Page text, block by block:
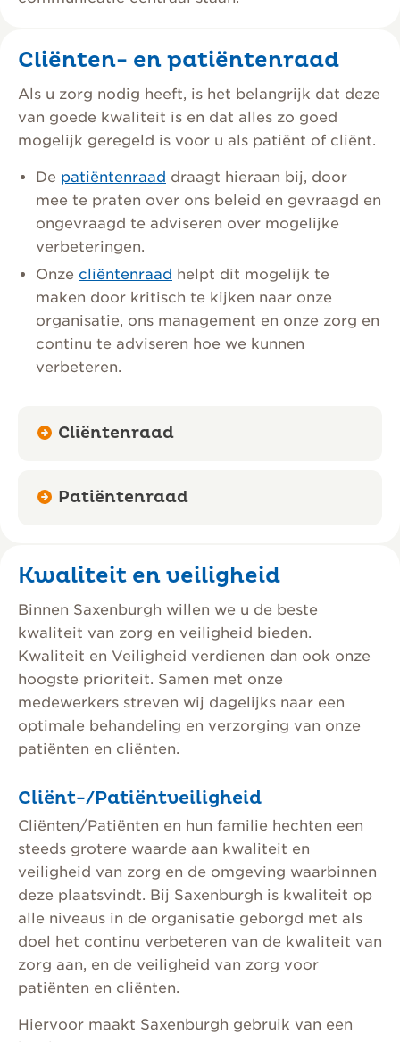
Cliënten- en patiëntenraad
Als u zorg nodig heeft, is het belangrijk dat deze
van goede kwaliteit is en dat alles zo goed
mogelijk geregeld is voor u als patiënt of cliënt.
De patiëntenraad draagt hieraan bij, door
mee te praten over ons beleid en gevraagd en
ongevraagd te adviseren over mogelijke
verbeteringen.
Onze cliëntenraad helpt dit mogelijk te
maken door kritisch te kijken naar onze
organisatie, ons management en onze zorg en
continu te adviseren hoe we kunnen
verbeteren.
Cliëntenraad
Patiëntenraad
Kwaliteit en veiligheid
Binnen Saxenburgh willen we u de beste
kwaliteit van zorg en veiligheid bieden.
Kwaliteit en Veiligheid verdienen dan ook onze
hoogste prioriteit. Samen met onze
medewerkers streven wij dagelijks naar een
optimale behandeling en verzorging van onze
patiënten en cliënten.
Cliënt-/Patiëntveiligheid
Cliënten/Patiënten en hun familie hechten een
steeds grotere waarde aan kwaliteit en
veiligheid van zorg en de omgeving waarbinnen
deze plaatsvindt. Bij Saxenburgh is kwaliteit op
alle niveaus in de organisatie geborgd met als
doel het continu verbeteren van de kwaliteit van
zorg aan, en de veiligheid van zorg voor
patiënten en cliënten.
Hiervoor maakt Saxenburgh gebruik van een